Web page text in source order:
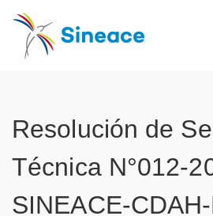
Resolución de
Técnica N°012-
SINEACE-